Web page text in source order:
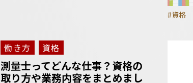
#資格
働き方 資格
測量士ってどんな仕事？資格の
取り方や業務内容をまとめまし